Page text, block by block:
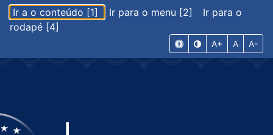
Ir a o conteúdo [1] Ir para o menu [2]
Ir para o
rodapé [4]
A+ A A-